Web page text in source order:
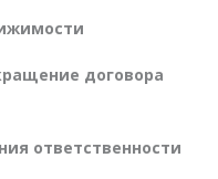
договора
ответственности